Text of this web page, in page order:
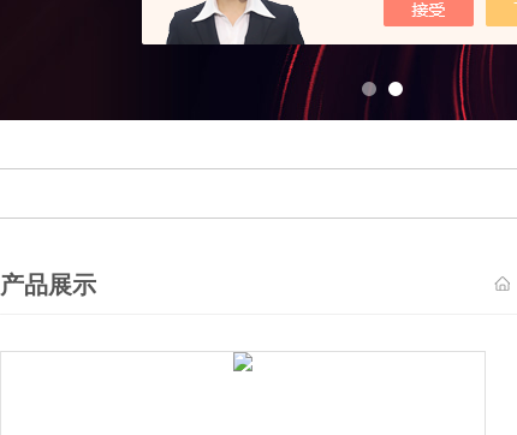
产品展示